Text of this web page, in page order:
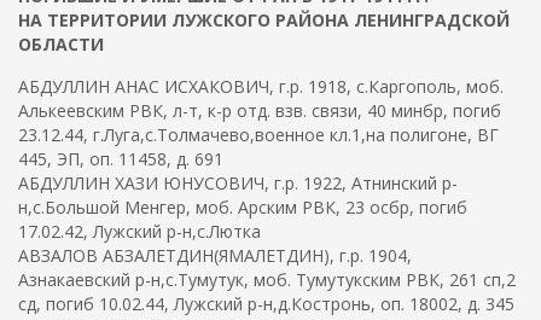
с
к
а
НА ТЕРРИТОРИИ ЛУЖСКОГО РАЙОНА ЛЕНИНГРАДСКОЙ
ОБЛАСТИ
АБДУЛЛИН АНАС ИСХАКОВИЧ, г.р. 1918, с.Каргополь, моб.
Алькеевским РВК, л-т, к-р отд. взв. связи, 40 минбр, погиб
23.12.44, г.Луга,с.Толмачево,военное кл.1,на полигоне, ВГ
445, ЭП, оп. 11458, д. 691
АБДУЛЛИН ХАЗИ ЮНУСОВИЧ, г.р. 1922, Атнинский р-
н,с.Большой Менгер, моб. Арским РВК, 23 осбр, погиб
17.02.42, Лужский р-н,с.Лютка
АВЗАЛОВ АБЗАЛЕТДИН(ЯМАЛЕТДИН), г.р. 1904,
Азнакаевский р-н,с.Тумутук, моб. Тумутукским РВК, 261 сп,2
сд, погиб 10.02.44, Лужский р-н,д.Костронь, оп. 18002, д. 345